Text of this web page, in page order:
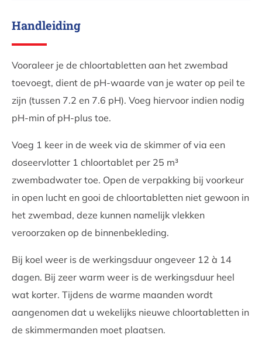
Handleiding
Vooraleer je de chloortabletten aan het zwembad
toevoegt, dient de pH-waarde van je water op peil te
zijn (tussen 7.2 en 7.6 pH). Voeg hiervoor indien nodig
pH-min of pH-plus toe.
Voeg 1 keer in de week via de skimmer of via een
doseervlotter 1 chloortablet per 25 m³
zwembadwater toe. Open de verpakking bij voorkeur
in open lucht en gooi de chloortabletten niet gewoon in
het zwembad, deze kunnen namelijk vlekken
veroorzaken op de binnenbekleding.
Bij koel weer is de werkingsduur ongeveer 12 à 14
dagen. Bij zeer warm weer is de werkingsduur heel
wat korter. Tijdens de warme maanden wordt
aangenomen dat u wekelijks nieuwe chloortabletten in
de skimmermanden moet plaatsen.